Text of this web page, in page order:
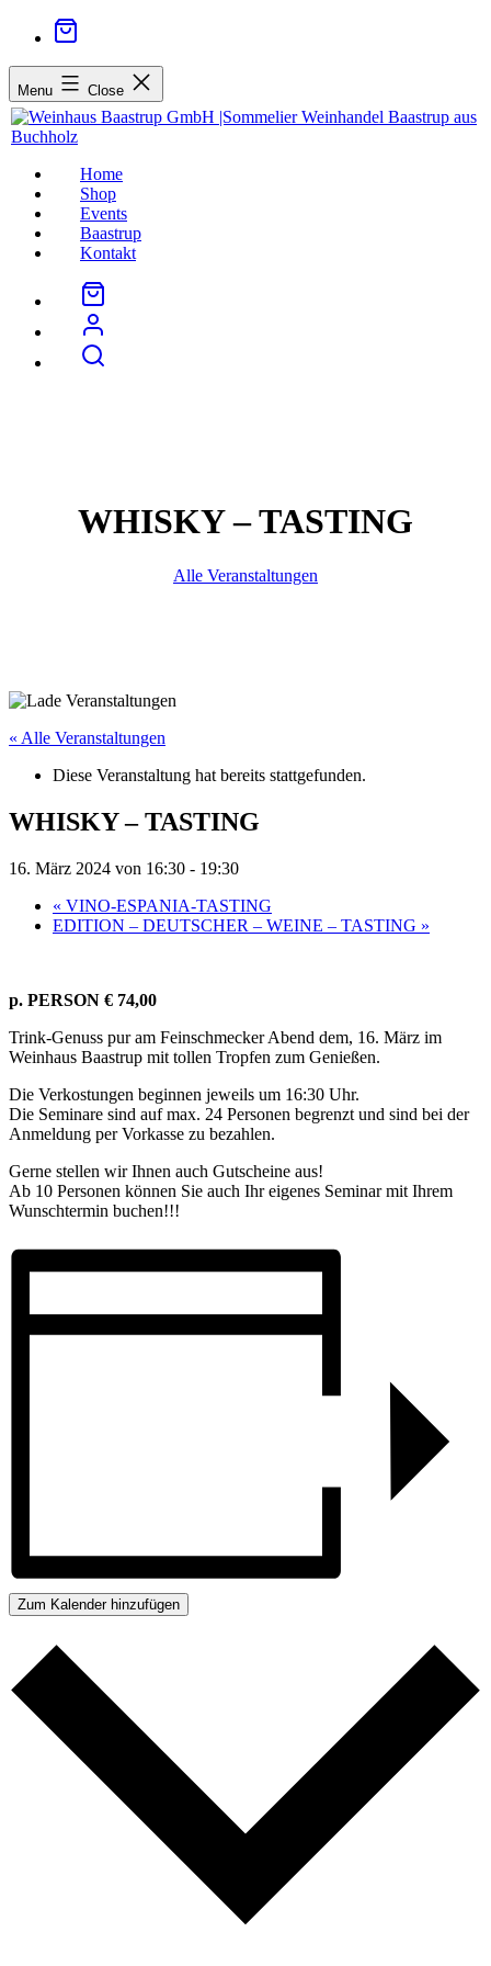
Menu Close
Home
Shop
Events
Baastrup
Kontakt
WHISKY – TASTING
Alle Veranstaltungen
« Alle Veranstaltungen
Diese Veranstaltung hat bereits stattgefunden.
WHISKY – TASTING
16. März 2024 von 16:30 - 19:30
« VINO-ESPANIA-TASTING
EDITION – DEUTSCHER – WEINE – TASTING »
p. PERSON € 74,00
Trink-Genuss pur am Feinschmecker Abend dem, 16. März im
Weinhaus Baastrup mit tollen Tropfen zum Genießen.
Die Verkostungen beginnen jeweils um 16:30 Uhr.
Die Seminare sind auf max. 24 Personen begrenzt und sind bei der
Anmeldung per Vorkasse zu bezahlen.
Gerne stellen wir Ihnen auch Gutscheine aus!
Ab 10 Personen können Sie auch Ihr eigenes Seminar mit Ihrem
Wunschtermin buchen!!!
Zum Kalender hinzufügen